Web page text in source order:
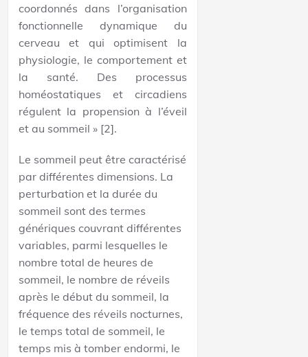
coordonnés dans l’organisation
fonctionnelle dynamique du
cerveau et qui optimisent la
physiologie, le comportement et
la santé. Des processus
homéostatiques et circadiens
régulent la propension à l’éveil
et au sommeil » [2].
Le sommeil peut être caractérisé
par différentes dimensions. La
perturbation et la durée du
sommeil sont des termes
génériques couvrant différentes
variables, parmi lesquelles le
nombre total de heures de
sommeil, le nombre de réveils
après le début du sommeil, la
fréquence des réveils nocturnes,
le temps total de sommeil, le
temps mis à tomber endormi, le